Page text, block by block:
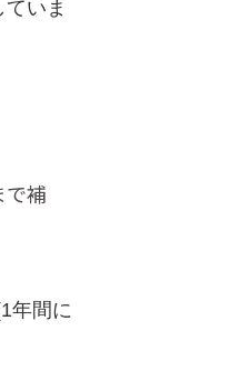
いま
補
年間に